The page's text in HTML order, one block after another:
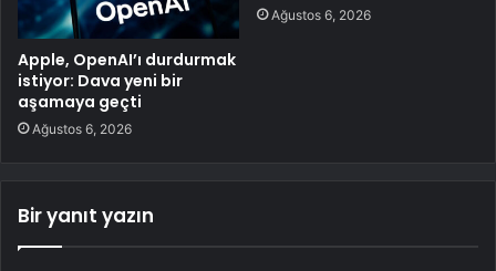
Apple, OpenAI’ı durdurmak
istiyor: Dava yeni bir
aşamaya geçti
Ağustos 6, 2026
Ağustos 6, 2026
Bir yanıt yazın